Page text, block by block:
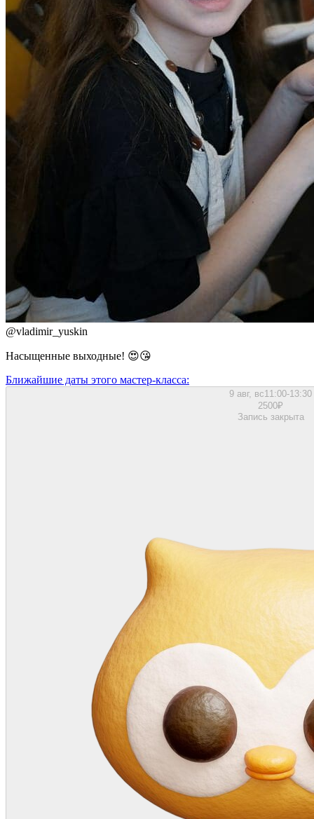
@vladimir_yuskin
Насыщенные выходные! 😍😘
Ближайшие даты этого мастер‑класса:
9 авг, вс11:00-13:30
2500₽
Запись закрыта